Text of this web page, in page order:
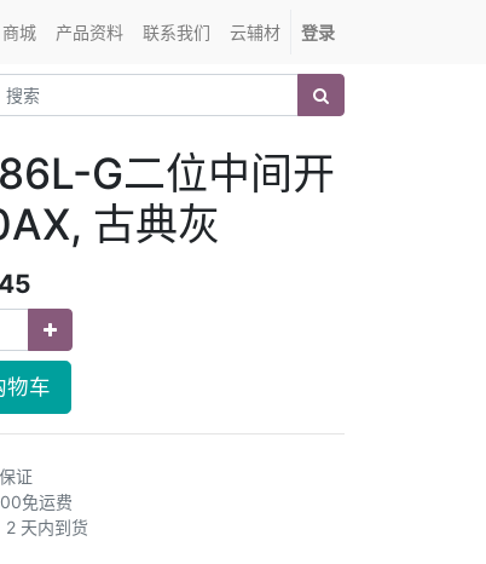
商城 产品资料 联系我们 云辅材 登录
G二位中间开
古典灰
物车
证
免运费
2 天内到货